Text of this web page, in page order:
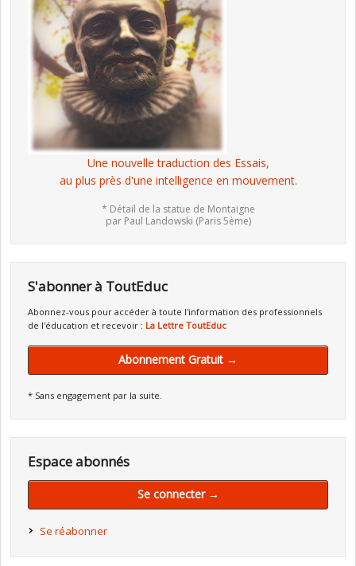
Une nouvelle traduction des Essais,
au plus près d'une intelligence en mouvement.
* Détail de la statue de Montaigne
par Paul Landowski (Paris 5ème)
S'abonner à ToutEduc
Abonnez-vous pour accéder à toute l'information des professionnels
de l'éducation et recevoir : La Lettre ToutEduc
Abonnement Gratuit →
* Sans engagement par la suite.
Espace abonnés
Se connecter →
Se réabonner